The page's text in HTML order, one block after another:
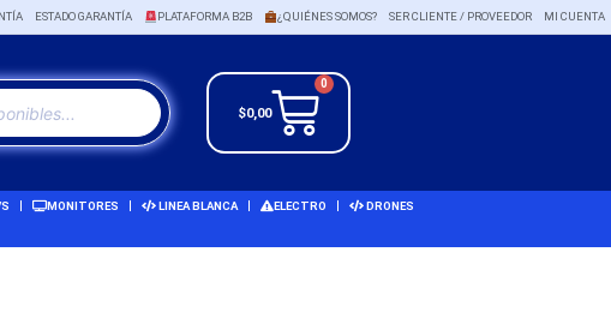
ESTADO GARANTÍA PLATAFORMA B2B ¿QUIÉNES SOMOS? SER CLIENTE / PROVEEDOR MI CUENTA
$0,00
0
MONITORES LINEA BLANCA ELECTRO DRONES